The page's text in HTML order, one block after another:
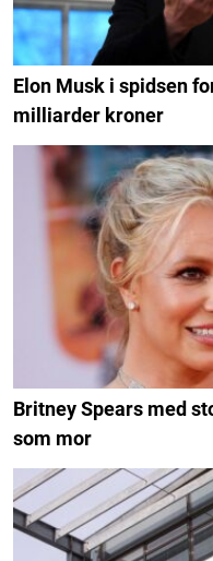
Elon Musk i spidsen
milliarder kroner
Britney Spears med
som mor